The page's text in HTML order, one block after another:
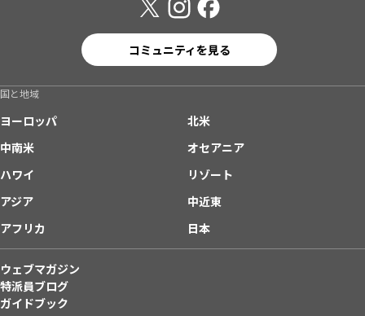
コミュニティを見る
国と地域
ヨーロッパ
北米
中南米
オセアニア
ハワイ
リゾート
アジア
中近東
アフリカ
日本
ウェブマガジン
特派員ブログ
ガイドブック